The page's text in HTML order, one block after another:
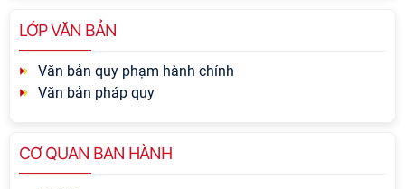
LỚP VĂN BẢN
Văn bản quy phạm hành chính
Văn bản pháp quy
CƠ QUAN BAN HÀNH